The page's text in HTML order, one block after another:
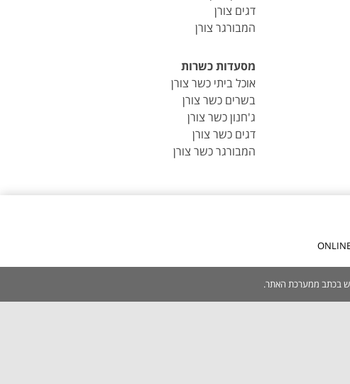
דגים צורן
המבורגר צורן
מסעדות כשרות
אוכל ביתי כשר צורן
בשרים כשר צורן
ג'חנון כשר צורן
דגים כשר צורן
המבורגר כשר צורן